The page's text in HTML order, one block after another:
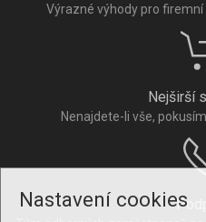
Nastavení cookies
Výrazné výhody pro firemní
Nejširší
Nenajdete-li vše,